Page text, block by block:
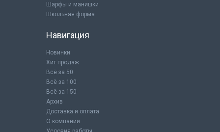
Шарфы и манишки
Школьная форма
Навигация
Новинки
Хит продаж
Всё за 50
Всё за 100
Всё за 150
Архив
Доставка и оплата
О компании